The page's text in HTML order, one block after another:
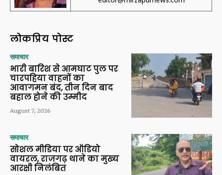
लोकप्रिय पोस्ट
समाचार
भारी बारिश से आमघाट पुल पर
चारपहिया वाहनों का
आवागमन बंद, तीन दिन बाद
बहाल होने की उम्मीद
August 7, 2026
समाचार
सोशल मीडिया पर ऑडियो
वायरल, राजगढ़ थाने का मुख्य
आरक्षी निलंबित